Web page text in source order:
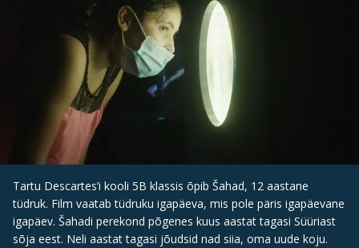
Tartu Descartes’i kooli 5B klassis õpib Šahad, 12 aastane
tüdruk. Film vaatab tüdruku igapäeva, mis pole päris igapäevane
igapäev. Šahadi perekond põgenes kuus aastat tagasi Süüriast
sõja eest. Neli aastat tagasi jõudsid nad siia, oma uude koju.